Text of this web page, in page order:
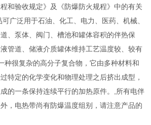
和验收规定》及《防爆防火规程》中的有关
广泛用于石油、化工、电力、医药、机械、
、泵体、阀门、槽池和罐体容积的伴热保
管道、储液介质罐体维持工艺温度较、较有
种很复杂的高分子复合物，它由多种材料和
特定的化学变化和物理处理之后挤出成型，
的一条保持连续平行的加热原件。,所有电伴
，电热带尚有防爆温度组别，请注意产品的